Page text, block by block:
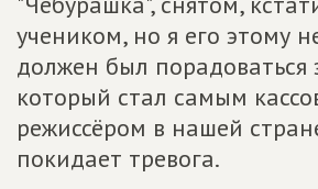
учеником, но я его этому
должен был порадоваться
который стал самым
режиссёром в нашей
покидает тревога.